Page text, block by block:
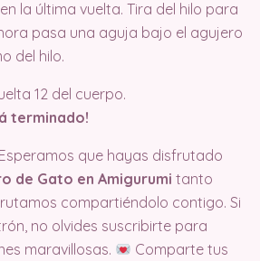
la última vuelta. Tira del hilo para
pasa una aguja bajo el agujero
del hilo.
12 del cuerpo.
terminado!
Esperamos que hayas disfrutado
de Gato en Amigurumi tanto
compartiéndolo contigo. Si
no olvides suscribirte para
maravillosas.
Comparte tus